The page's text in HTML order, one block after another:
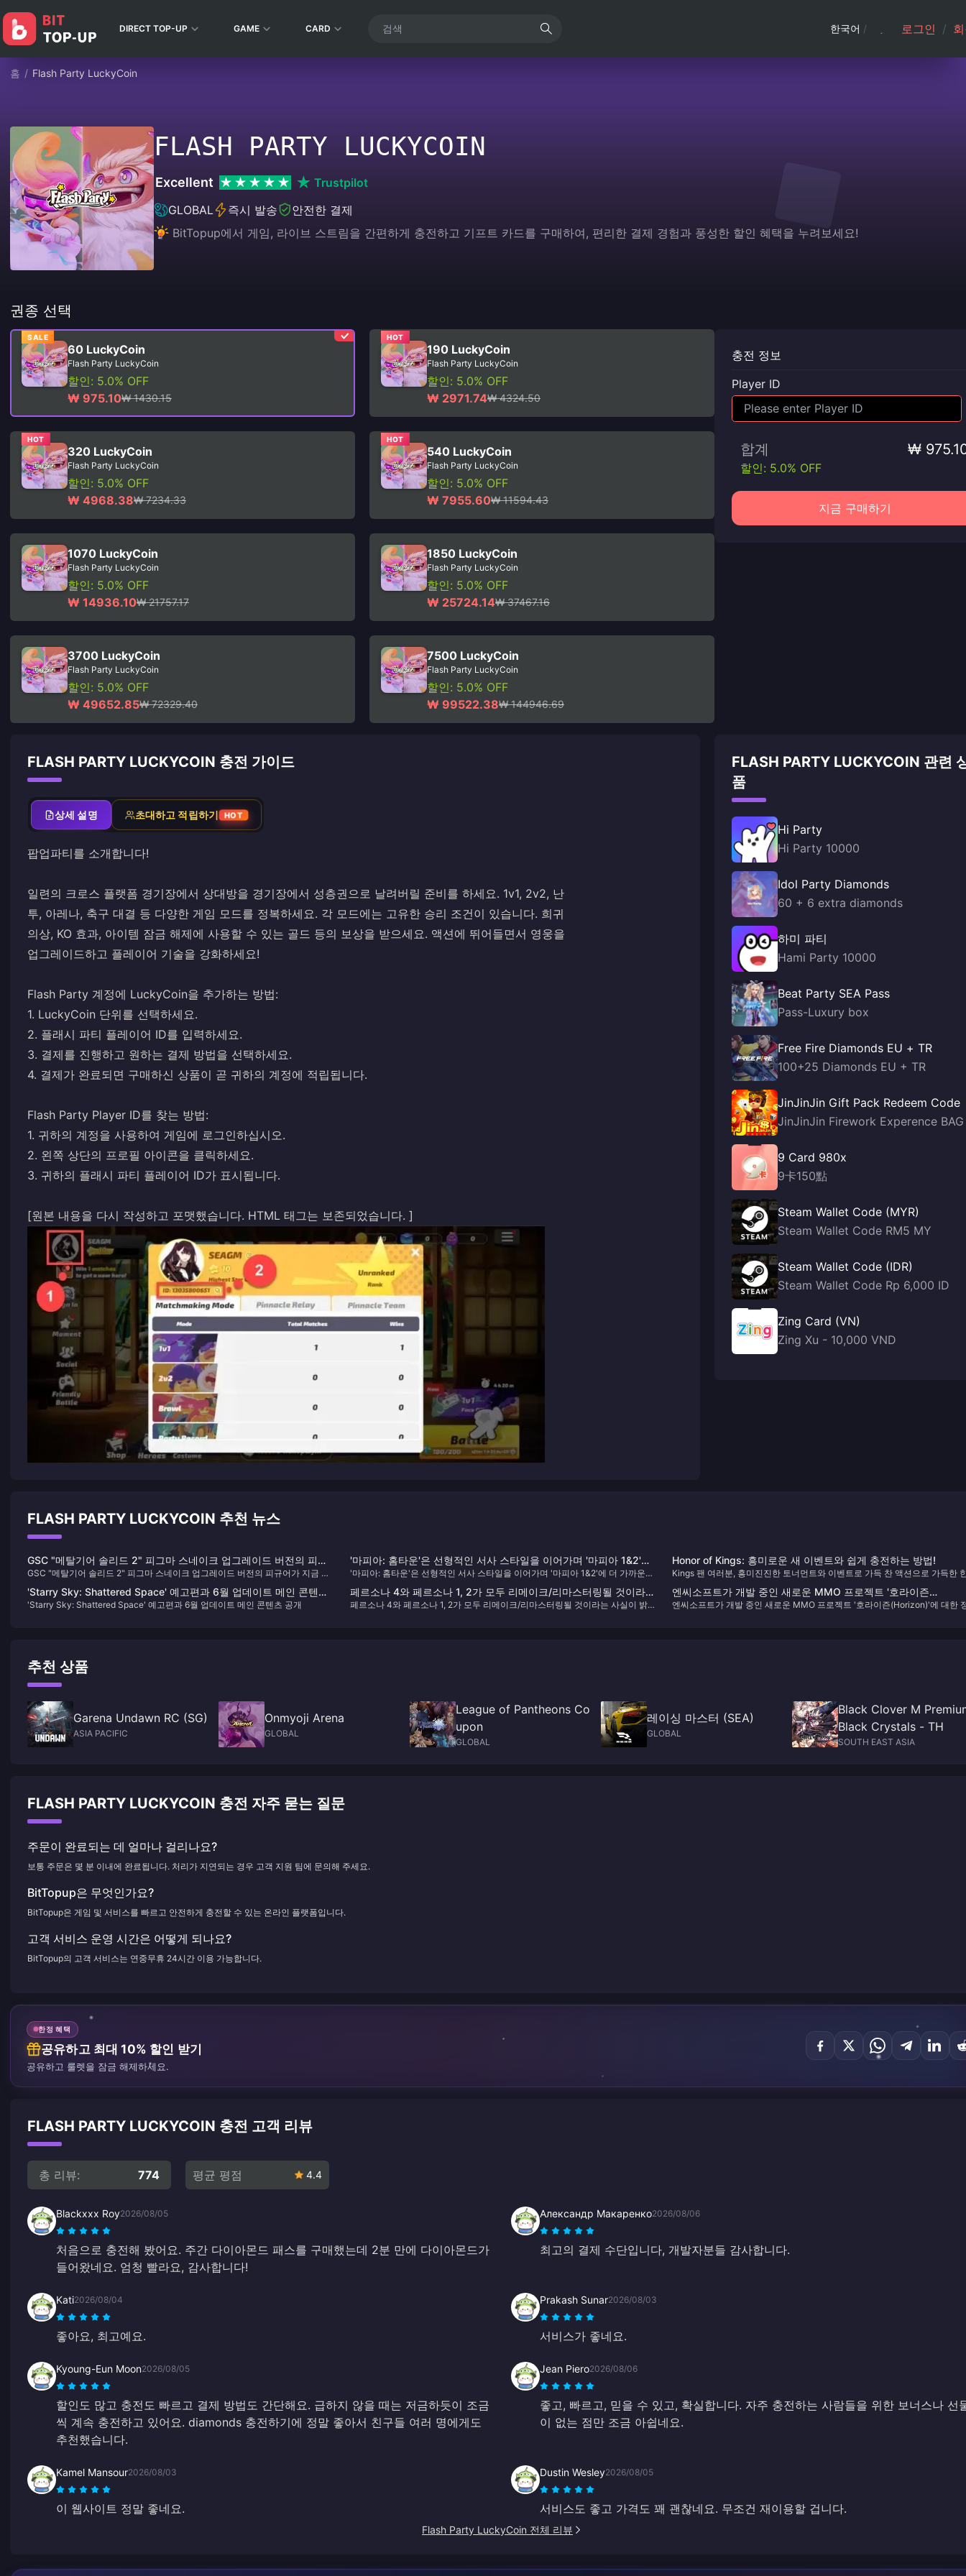
DIRECT TOP-UP GAME CARD 한국어 / 로그인 /
홈 / Flash Party LuckyCoin
FLASH PARTY LUCKYCOIN
Excellent
Trustpilot
GLOBAL
즉시 발송
안전한 결제
BitTopup에서 게임, 라이브 스트림을 간편하게 충전하고 기프트 카드를 구매하여, 편리한 결제 경험과 풍성한 할인 혜택을 누려보세요!
권종 선택
SALE
60 LuckyCoin
Flash Party LuckyCoin
할인: 5.0% OFF
₩ 975.10₩ 1430.15
HOT
190 LuckyCoin
Flash Party LuckyCoin
할인: 5.0% OFF
₩ 2971.74₩ 4324.50
HOT
320 LuckyCoin
Flash Party LuckyCoin
할인: 5.0% OFF
₩ 4968.38₩ 7234.33
HOT
540 LuckyCoin
Flash Party LuckyCoin
할인: 5.0% OFF
₩ 7955.60₩ 11594.43
1070 LuckyCoin
Flash Party LuckyCoin
할인: 5.0% OFF
₩ 14936.10₩ 21757.17
1850 LuckyCoin
Flash Party LuckyCoin
할인: 5.0% OFF
₩ 25724.14₩ 37467.16
3700 LuckyCoin
Flash Party LuckyCoin
할인: 5.0% OFF
₩ 49652.85₩ 72329.40
7500 LuckyCoin
Flash Party LuckyCoin
할인: 5.0% OFF
₩ 99522.38₩ 144946.69
충전 정보
Player ID
합계 ₩
할인: 5.0% OFF
지금 구매하기
FLASH PARTY LUCKYCOIN 충전 가이드
상세 설명 초대하고 적립하기 HOT
팝업파티를 소개합니다!
일련의 크로스 플랫폼 경기장에서 상대방을 경기장에서 성층권으로 날려버릴 준비를 하세요. 1v1, 2v2, 난
투, 아레나, 축구 대결 등 다양한 게임 모드를 정복하세요. 각 모드에는 고유한 승리 조건이 있습니다. 희귀
의상, KO 효과, 아이템 잠금 해제에 사용할 수 있는 골드 등의 보상을 받으세요. 액션에 뛰어들면서 영웅을
업그레이드하고 플레이어 기술을 강화하세요!
Flash Party 계정에 LuckyCoin을 추가하는 방법:
1. LuckyCoin 단위를 선택하세요.
2. 플래시 파티 플레이어 ID를 입력하세요.
3. 결제를 진행하고 원하는 결제 방법을 선택하세요.
4. 결제가 완료되면 구매하신 상품이 곧 귀하의 계정에 적립됩니다.
Flash Party Player ID를 찾는 방법:
1. 귀하의 계정을 사용하여 게임에 로그인하십시오.
2. 왼쪽 상단의 프로필 아이콘을 클릭하세요.
3. 귀하의 플래시 파티 플레이어 ID가 표시됩니다.
[원본 내용을 다시 작성하고 포맷했습니다. HTML 태그는 보존되었습니다. ]
FLASH PARTY LUCKYCOIN 관련
품
Hi Party
Hi Party 10000
Idol Party Diamonds
60 + 6 extra diamonds
하미 파티
Hami Party 10000
Beat Party SEA Pass
Pass-Luxury box
Free Fire Diamonds EU + TR
100+25 Diamonds EU + TR
JinJinJin Gift Pack Redeem Code
JinJinJin Firework Experence BAG
9 Card 980x
9卡150點
Steam Wallet Code (MYR)
Steam Wallet Code RM5 MY
Steam Wallet Code (IDR)
Steam Wallet Code Rp 6,000 ID
Zing Card (VN)
Zing Xu - 10,000 VND
FLASH PARTY LUCKYCOIN 추천 뉴스
GSC "메탈기어 솔리드 2" 피그마 스네이크 업그레이드 버전의 피규
어가 지금 주문 가능합니다.
GSC "메탈기어 솔리드 2" 피그마 스네이크 업그레이드 버전의 피규어가 지금 주
'마피아: 홈타운'은 선형적인 서사 스타일을 이어가며 '마피아 1&2'에
더 가까운 경험을 제공합니다.
'마피아: 홈타운'은 선형적인 서사 스타일을 이어가며 '마피아 1&2'에 더 가까운
Honor of Kings: 흥미로운 새 이벤트와 쉽게 충전하는 방법!
Kings 팬 여러분, 흥미진진한 토너먼트와 이벤트로 가득 찬 액션으로 가득한
2024년은 게임의 획기적인 해가 될 것을 약속합니다. 노련한 플레이어든 경
에 처음 입문하든, 다가오는 이벤트에는 모두를 위한 무언가가 있습니다.​
'Starry Sky: Shattered Space' 예고편과 6월 업데이트 메인 콘텐츠
공개
'Starry Sky: Shattered Space' 예고편과 6월 업데이트 메인 콘텐츠 공개
페르소나 4와 페르소나 1, 2가 모두 리메이크/리마스터링될 것이라
는 사실이 밝혀졌습니다.
페르소나 4와 페르소나 1, 2가 모두 리메이크/리마스터링될 것이라는 사실이 밝
엔씨소프트가 개발 중인 새로운 MMO 프로젝트 '호라이즌
(Horizon)'에 대한 정보가 대거 노출됐다.
엔씨소프트가 개발 중인 새로운 MMO 프로젝트 '호라이즌(Horizon)'에 대한
추천 상품
Garena Undawn RC (SG)
ASIA PACIFIC
Onmyoji Arena
GLOBAL
League of Pantheons Co
upon
GLOBAL
레이싱 마스터 (SEA)
GLOBAL
Black Clover M
Black Crystals - TH
SOUTH EAST ASIA
FLASH PARTY LUCKYCOIN 충전 자주 묻는 질문
주문이 완료되는 데 얼마나 걸리나요?
보통 주문은 몇 분 이내에 완료됩니다. 처리가 지연되는 경우 고객 지원 팀에 문의해 주세요.
BitTopup은 무엇인가요?
BitTopup은 게임 및 서비스를 빠르고 안전하게 충전할 수 있는 온라인 플랫폼입니다.
고객 서비스 운영 시간은 어떻게 되나요?
BitTopup의 고객 서비스는 연중무휴 24시간 이용 가능합니다.
한정 혜택
공유하고 최대 10% 할인 받기
공유하고 룰렛을 잠금 해제하세요.
FLASH PARTY LUCKYCOIN 충전 고객 리뷰
총 리뷰: 774 평균 평점 4.4
Blackxxx Roy2026/08/05
처음으로 충전해 봤어요. 주간 다이아몬드 패스를 구매했는데 2분 만에 다이아몬드가
들어왔네요. 엄청 빨라요, 감사합니다!
Александр Макаренко2026/08/06
최고의 결제 수단입니다, 개발자분들 감사합니다.
Kati2026/08/04
좋아요, 최고예요.
Prakash Sunar2026/08/03
서비스가 좋네요.
Kyoung-Eun Moon2026/08/05
할인도 많고 충전도 빠르고 결제 방법도 간단해요. 급하지 않을 때는 저금하듯이 조금
씩 계속 충전하고 있어요. diamonds 충전하기에 정말 좋아서 친구들 여러 명에게도
추천했습니다.
Jean Piero2026/08/06
좋고, 빠르고, 믿을 수 있고, 확실합니다. 자주 충전하는 사람들을 위한 보너스나 선
이 없는 점만 조금 아쉽네요.
Kamel Mansour2026/08/03
이 웹사이트 정말 좋네요.
Dustin Wesley2026/08/05
서비스도 좋고 가격도 꽤 괜찮네요. 무조건 재이용할 겁니다.
Flash Party LuckyCoin 전체 리뷰